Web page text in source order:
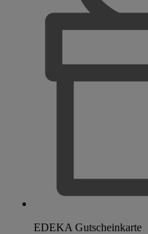
EDEKA Gutscheinkarte